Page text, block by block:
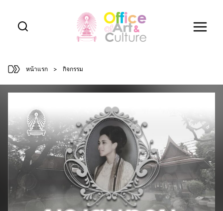
content
หน้าแรก > กิจกรรม